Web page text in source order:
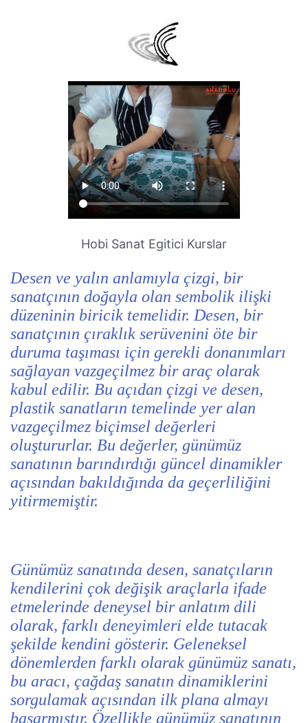
Hobi Sanat Egitici Kurslar
Desen ve yalın anlamıyla çizgi, bir
sanatçının doğayla olan sembolik ilişki
düzeninin biricik temelidir. Desen, bir
sanatçının çıraklık serüvenini öte bir
duruma taşıması için gerekli donanımları
sağlayan vazgeçilmez bir araç olarak
kabul edilir. Bu açıdan çizgi ve desen,
plastik sanatların temelinde yer alan
vazgeçilmez biçimsel değerleri
oluştururlar. Bu değerler, günümüz
sanatının barındırdığı güncel dinamikler
açısından bakıldığında da geçerliliğini
yitirmemiştir.
Günümüz sanatında desen, sanatçıların
kendilerini çok değişik araçlarla ifade
etmelerinde deneysel bir anlatım dili
olarak, farklı deneyimleri elde tutacak
şekilde kendini gösterir. Geleneksel
dönemlerden farklı olarak günümüz sanatı,
bu aracı, çağdaş sanatın dinamiklerini
sorgulamak açısından ilk plana almayı
başarmıştır. Özellikle günümüz sanatının